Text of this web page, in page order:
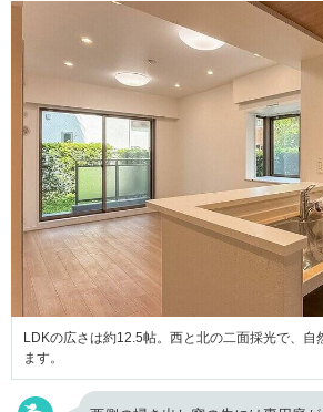
LDKの広さは約12.5帖。西と北の二面採光で、自
ます。